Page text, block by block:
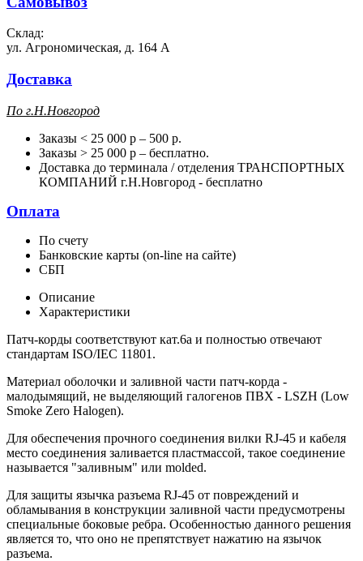
Склад:
ул. Агрономическая, д. 164 А
Доставка
По г.Н.Новгород
Заказы < 25 000 р – 500 р.
Заказы > 25 000 р – бесплатно.
Доставка до терминала / отделения ТРАНСПОРТНЫХ
КОМПАНИЙ г.Н.Новгород - бесплатно
Оплата
По счету
Банковские карты (on-line на сайте)
СБП
Описание
Характеристики
Патч-корды соответствуют кат.6a и полностью отвечают
стандартам ISO/IEC 11801.
Материал оболочки и заливной части патч-корда -
малодымящий, не выделяющий галогенов ПВХ - LSZH (Low
Smoke Zero Halogen).
Для обеспечения прочного соединения вилки RJ-45 и кабеля
место соединения заливается пластмассой, такое соединение
называется "заливным" или molded.
Для защиты язычка разъема RJ-45 от повреждений и
обламывания в конструкции заливной части предусмотрены
специальные боковые ребра. Особенностью данного решения
является то, что оно не препятствует нажатию на язычок
разъема.